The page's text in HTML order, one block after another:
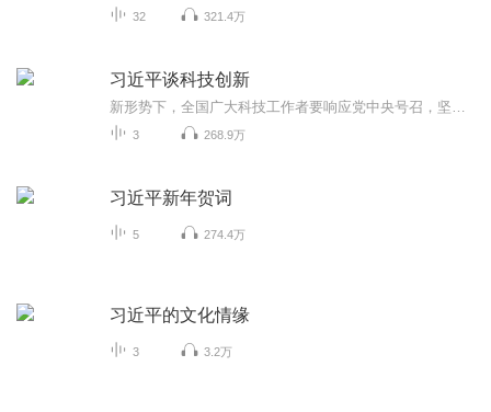
32 321.4万
习近平谈科技创新
3 268.9万
习近平新年贺词
5 274.4万
习近平的文化情缘
3 3.2万